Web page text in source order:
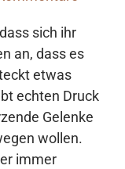
sich ihr
an, dass es
etwas
echten Druck
Gelenke
wollen.
immer